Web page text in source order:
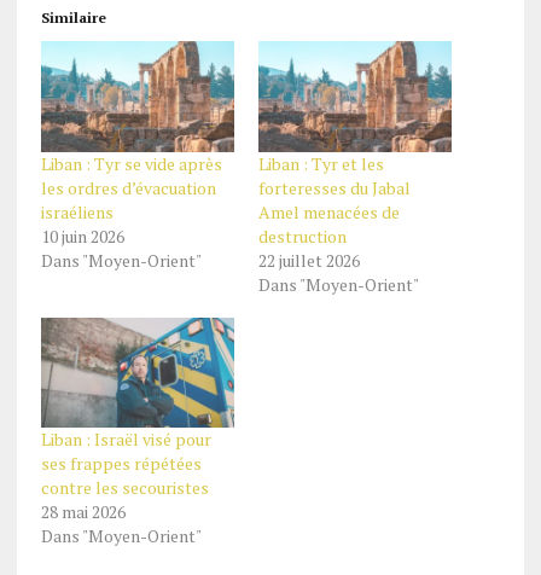
Similaire
Liban : Tyr se vide après
les ordres d’évacuation
israéliens
10 juin 2026
Dans "Moyen-Orient"
Liban : Tyr et les
forteresses du Jabal
Amel menacées de
destruction
22 juillet 2026
Dans "Moyen-Orient"
Liban : Israël visé pour
ses frappes répétées
contre les secouristes
28 mai 2026
Dans "Moyen-Orient"